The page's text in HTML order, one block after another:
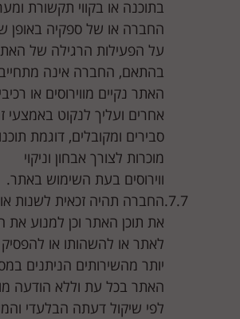
בתוכנה או בקווי תקשורת
החברה או של ספקיה באופן
על הפעילות הרגילה של
בהתאם, החברה אינה
האתר נקיים מווירוסים או
אחרים ועליך לנקוט באמצעי
סבירים ומקובלים, דוגמת
מוכרות לצורך אבחון וניקוי
ווירוסים בעת השימוש באתר.
החברה תהיה זכאית לשנות
את תוכן האתר וכן למנוע את
לאתר או להשהותו או
יותר מהשירותים הניתנים
האתר בכל עת וללא הודעה
לפי שיקול דעתה הבלעדי